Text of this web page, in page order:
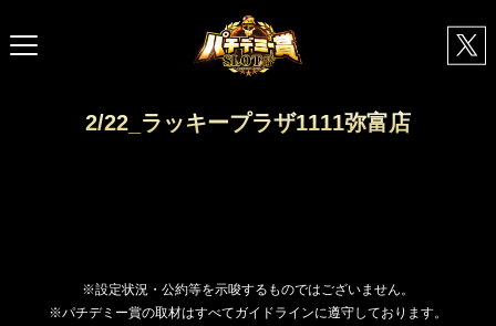
2/22_ラッキープラザ1111弥富店
※設定状況・公約等を示唆するものではございません。
※パチデミー賞の取材はすべてガイドラインに遵守しております。